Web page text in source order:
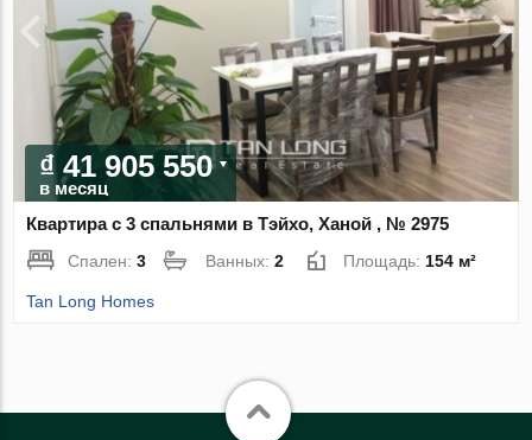
₫ 41 905 550
в месяц
Квартира с 3 спальнями в Тэйхо, Ханой , № 2975
Спален:3 Ванных:2 Площадь: 154 м²
Tan Long Homes